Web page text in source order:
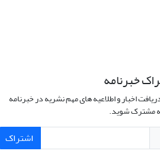
خبرنامه
اخبار و اطلاعیه های مهم نشریه در خبرنامه
مشترک شوید.
اشتراک